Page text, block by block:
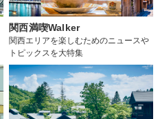
関西満喫Walker
関西エリアを楽しむためのニュースや
トピックスを大特集